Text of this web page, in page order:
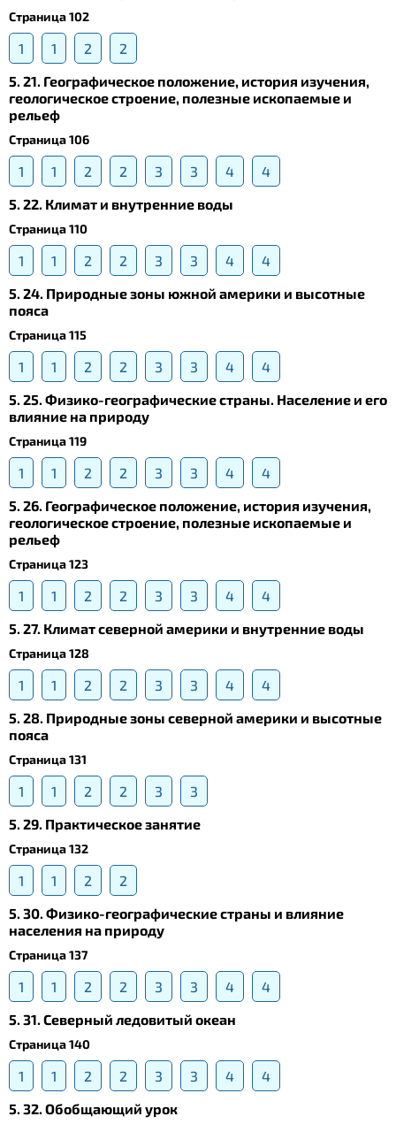
Страница 102
1 1 2
2
5. 21. Географическое положение, история изучения,
геологическое строение, полезные ископаемые и
рельеф
Страница 106
1 1 2 2 3 3 4
4
5. 22. Климат и внутренние воды
Страница 110
1 1 2 2 3 3 4
4
5. 24. Природные зоны южной америки и высотные
пояса
Страница 115
1 1 2 2 3 3 4
4
5. 25. Физико-географические страны. Население и его
влияние на природу
Страница 119
1 1 2 2 3 3 4
4
5. 26. Географическое положение, история изучения,
геологическое строение, полезные ископаемые и
рельеф
Страница 123
1 1 2 2 3 3 4
4
5. 27. Климат северной америки и внутренние воды
Страница 128
1 1 2 2 3 3 4
4
5. 28. Природные зоны северной америки и высотные
пояса
Страница 131
1 1 2 2 3
3
5. 29. Практическое занятие
Страница 132
1 1 2
2
5. 30. Физико-географические страны и влияние
населения на природу
Страница 137
1 1 2 2 3 3 4
4
5. 31. Северный ледовитый океан
Страница 140
1 1 2 2 3 3 4
4
5. 32. Обобщающий урок